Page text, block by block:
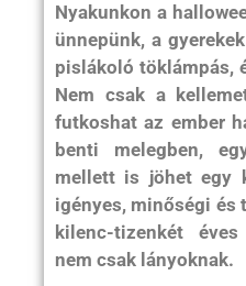
Nyakunkon a
ünnepünk, a
pislákoló töklámpás,
Nem csak a
futkoshat az ember
benti melegben,
mellett is jöhet egy
igényes, minőségi és
kilenc-tizenkét
nem csak lányoknak.